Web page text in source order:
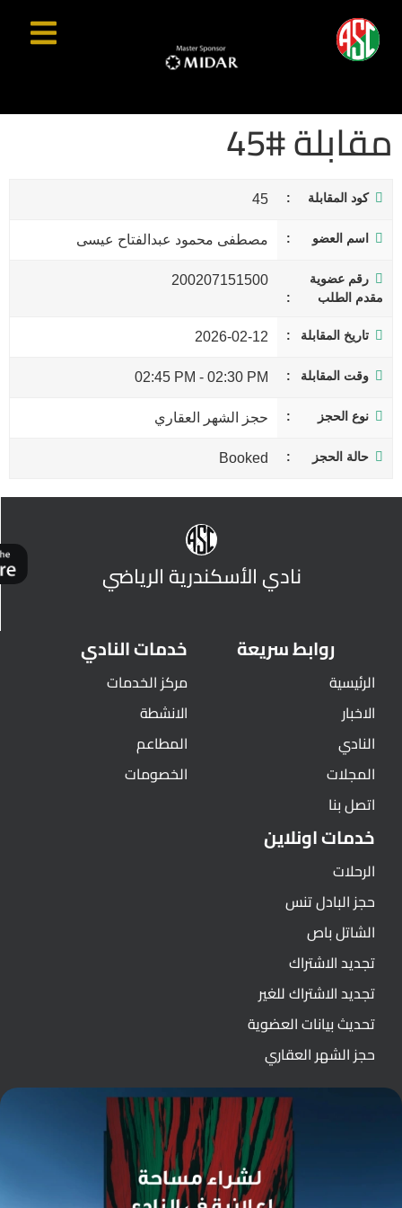
مقابلة #45
كود المقابلة 45
اسم العضو مصطفى محمود عبدالفتاح عيسى
رقم عضوية
مقدم الطلب
200207151500
تاريخ المقابلة 2026-02-12
وقت المقابلة 02:30 PM
-
02:45 PM
نوع الحجز حجز الشهر العقاري
حالة الحجز Booked
نادي الأسكندرية الرياضي
روابط سريعة
الرئيسية
الاخبار
النادي
المجلات
اتصل بنا
خدمات النادي
مركز الخدمات
الانشطة
المطاعم
الخصومات
خدمات اونلاين
الرحلات
حجز البادل تنس
الشاتل باص
تجديد الاشتراك
تجديد الاشتراك للغير
تحديث بيانات العضوية
حجز الشهر العقاري